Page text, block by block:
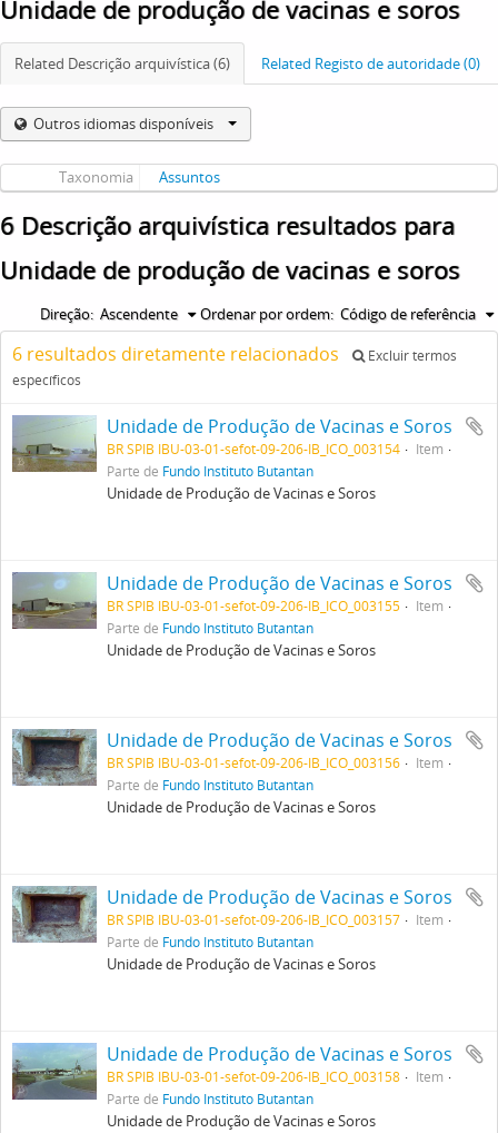
Unidade de produção de vacinas e soros
Related Descrição arquivística (6) Related Registo de autoridade (0)
Outros idiomas disponíveis
Taxonomia Assuntos
6 Descrição arquivística resultados para
Unidade de produção de vacinas e soros
Ordenar por ordem: Código de referência
Direção: Ascendente
6 resultados diretamente relacionados
Excluir termos
específicos
Unidade de Produção de Vacinas e Soros
BR SPIB IBU-03-01-sefot-09-206-IB_ICO_003154
Item
Parte de Fundo Instituto Butantan
Unidade de Produção de Vacinas e Soros
Unidade de Produção de Vacinas e Soros
BR SPIB IBU-03-01-sefot-09-206-IB_ICO_003155
Item
Parte de Fundo Instituto Butantan
Unidade de Produção de Vacinas e Soros
Unidade de Produção de Vacinas e Soros
BR SPIB IBU-03-01-sefot-09-206-IB_ICO_003156
Item
Parte de Fundo Instituto Butantan
Unidade de Produção de Vacinas e Soros
Unidade de Produção de Vacinas e Soros
BR SPIB IBU-03-01-sefot-09-206-IB_ICO_003157
Item
Parte de Fundo Instituto Butantan
Unidade de Produção de Vacinas e Soros
Unidade de Produção de Vacinas e Soros
BR SPIB IBU-03-01-sefot-09-206-IB_ICO_003158
Item
Parte de Fundo Instituto Butantan
Unidade de Produção de Vacinas e Soros